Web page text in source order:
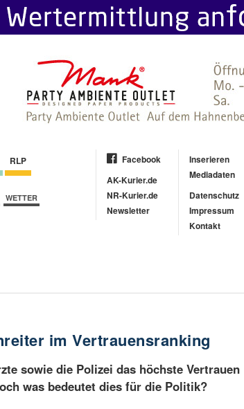
RLP
WETTER
Facebook
AK-Kurier.de
NR-Kurier.de
Newsletter
Inserieren
Mediadaten
Datenschutz
Impressum
Kontakt
im Vertrauensranking
sowie die Polizei das höchste Vertrauen
was bedeutet dies für die Politik?